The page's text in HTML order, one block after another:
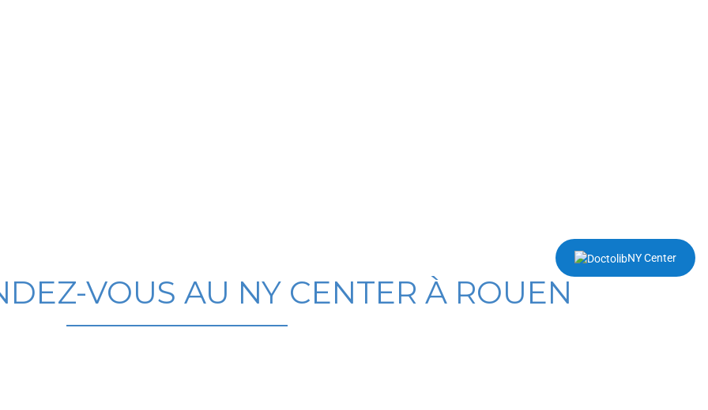
VOUS AU NY CENTER À ROUEN
NY Center